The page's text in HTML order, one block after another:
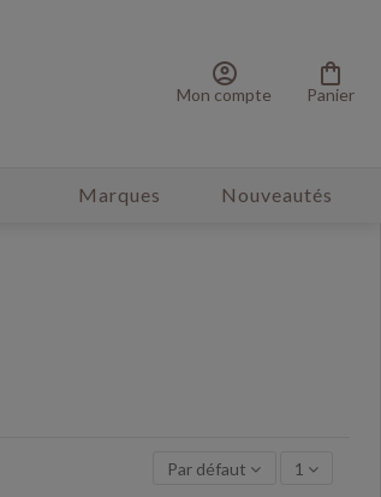
account_circle
Mon compte
shopping_bag
Panier
Nouveautés
Marques
Par défaut 1